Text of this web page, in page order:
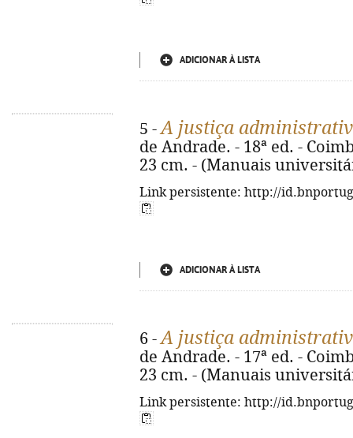
ADICIONAR À LISTA
5 -A justiça
de Andrade. - 18ª ed. -
23 cm. - (Manuais
Link persistente: http://
ADICIONAR À LISTA
6 -A justiça
de Andrade. - 17ª ed. -
23 cm. - (Manuais
Link persistente: http://